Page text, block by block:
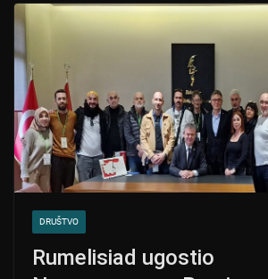
A
p
p
b
o
k
DRUŠTVO
Rumelisiad ugostio